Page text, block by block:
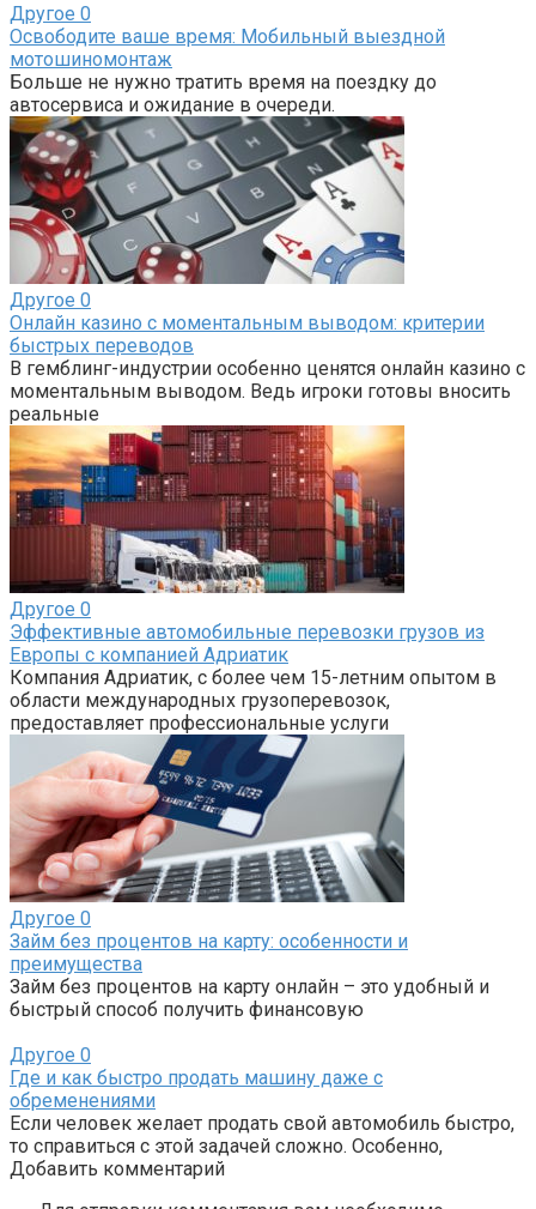
Другое 0
Освободите ваше время: Мобильный выездной
мотошиномонтаж
Больше не нужно тратить время на поездку до
автосервиса и ожидание в очереди.
Другое 0
Онлайн казино с моментальным выводом: критерии
быстрых переводов
В гемблинг-индустрии особенно ценятся онлайн казино с
моментальным выводом. Ведь игроки готовы вносить
реальные
Другое 0
Эффективные автомобильные перевозки грузов из
Европы с компанией Адриатик
Компания Адриатик, с более чем 15-летним опытом в
области международных грузоперевозок,
предоставляет профессиональные услуги
Другое 0
Займ без процентов на карту: особенности и
преимущества
Займ без процентов на карту онлайн – это удобный и
быстрый способ получить финансовую
Другое 0
Где и как быстро продать машину даже с
обременениями
Если человек желает продать свой автомобиль быстро,
то справиться с этой задачей сложно. Особенно,
Добавить комментарий